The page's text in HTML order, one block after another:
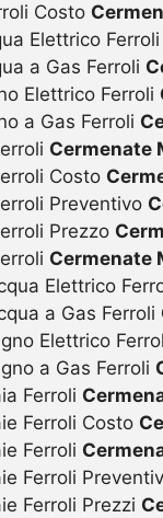
Costo
Elettrico Ferroli
a Gas Ferroli
Elettrico Ferroli
a Gas Ferroli
Cermenate
Costo
Preventivo
Prezzo
Cermenate
Elettrico
a Gas Ferroli
Elettrico
a Gas Ferroli
Ferroli
Ferroli Costo
Ferroli
Ferroli
Ferroli Prezzi